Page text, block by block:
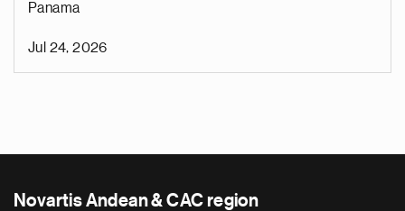
Panama
Jul 24, 2026
Novartis Andean & CAC region